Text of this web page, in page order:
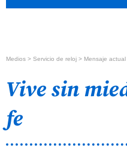
Medios > Servicio de reloj > Mensaje
Vive sin
fe